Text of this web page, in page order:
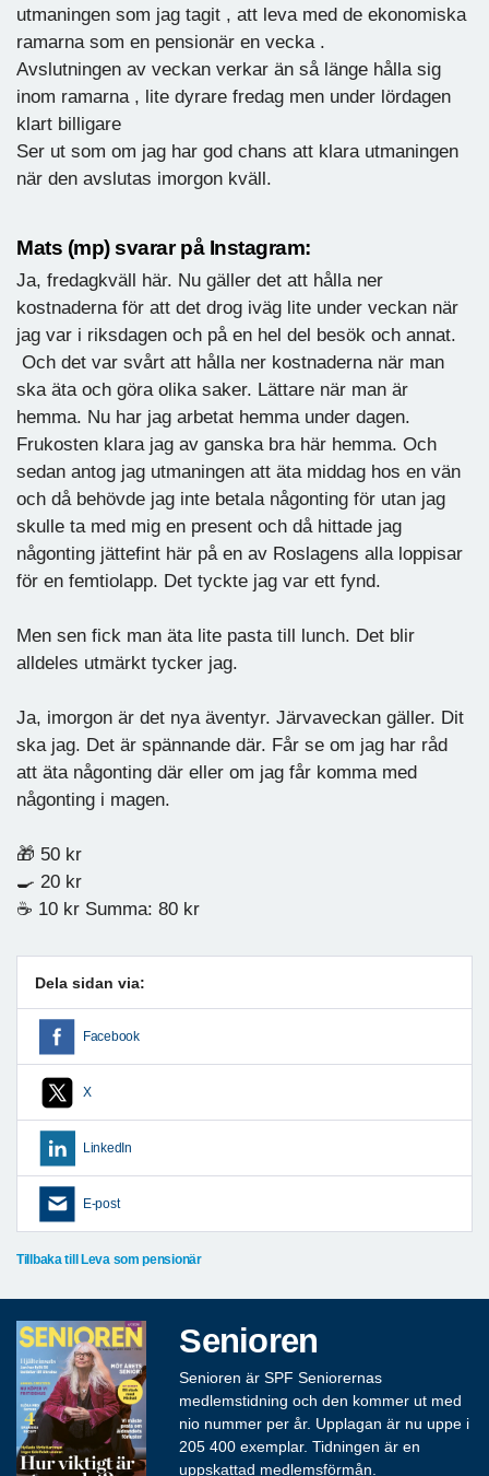
utmaningen som jag tagit , att leva med de ekonomiska
ramarna som en pensionär en vecka .
Avslutningen av veckan verkar än så länge hålla sig
inom ramarna , lite dyrare fredag men under lördagen
klart billigare
Ser ut som om jag har god chans att klara utmaningen
när den avslutas imorgon kväll.
Mats (mp) svarar på Instagram:
Ja, fredagkväll här. Nu gäller det att hålla ner
kostnaderna för att det drog iväg lite under veckan när
jag var i riksdagen och på en hel del besök och annat.
Och det var svårt att hålla ner kostnaderna när man
ska äta och göra olika saker. Lättare när man är
hemma. Nu har jag arbetat hemma under dagen.
Frukosten klara jag av ganska bra här hemma. Och
sedan antog jag utmaningen att äta middag hos en vän
och då behövde jag inte betala någonting för utan jag
skulle ta med mig en present och då hittade jag
någonting jättefint här på en av Roslagens alla loppisar
för en femtiolapp. Det tyckte jag var ett fynd.
Men sen fick man äta lite pasta till lunch. Det blir
alldeles utmärkt tycker jag.
Ja, imorgon är det nya äventyr. Järvaveckan gäller. Dit
ska jag. Det är spännande där. Får se om jag har råd
att äta någonting där eller om jag får komma med
någonting i magen.
🎁 50 kr
🍳 20 kr
☕️ 10 kr Summa: 80 kr
Dela sidan via:
Facebook
X
LinkedIn
E-post
Tillbaka till Leva som pensionär
Senioren
Senioren är SPF Seniorernas
medlemstidning och den kommer ut med
nio nummer per år. Upplagan är nu uppe i
205 400 exemplar. Tidningen är en
uppskattad medlemsförmån.